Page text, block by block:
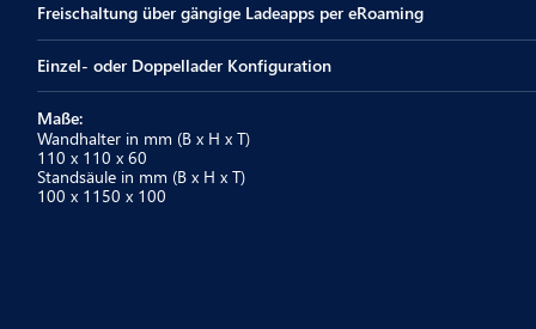
Freischaltung über gängige Ladeapps per eRoaming
Einzel- oder Doppellader Konfiguration
Maße:
Wandhalter in mm (B x H x T)
110 x 110 x 60
Standsäule in mm (B x H x T)
100 x 1150 x 100